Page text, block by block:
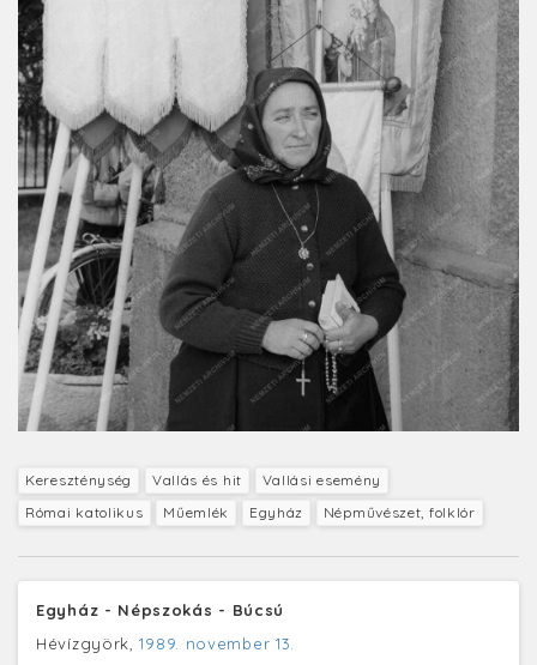
Kereszténység Vallás és hit
Vallási esemény
Római katolikus
Műemlék Egyház Népművészet, folklór
Egyház - Népszokás - Búcsú
Hévízgyörk,1989. november 13.